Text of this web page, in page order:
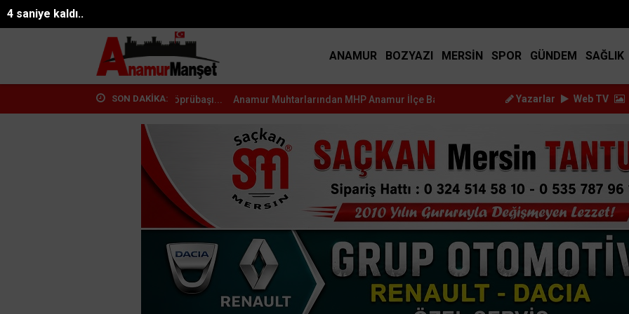
2 saniye kaldı..
ANAMUR BOZYAZI MERSİN SPOR GÜNDEM SAĞLIK
SON DAKİKA:
Parti Heyetinden Köprübaşı... Anamur Muhtarlarından MHP Anamur İlçe Başkanı... Kürşat Dizdar, Yeni Parti Anamur Kurucular Ku...
Yazarlar Web TV